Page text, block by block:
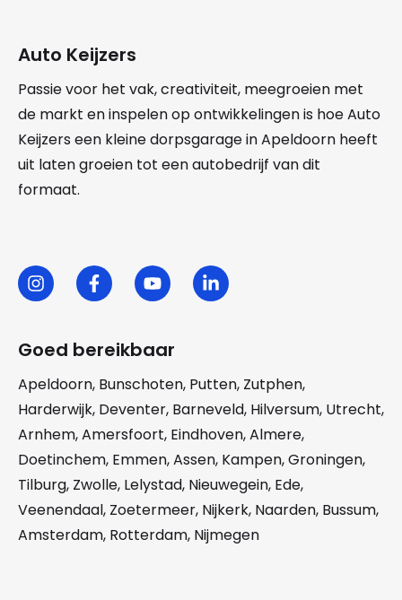
Auto Keijzers
Passie voor het vak, creativiteit, meegroeien met
de markt en inspelen op ontwikkelingen is hoe Auto
Keijzers een kleine dorpsgarage in Apeldoorn heeft
uit laten groeien tot een autobedrijf van dit
formaat.
Goed bereikbaar
Apeldoorn, Bunschoten, Putten, Zutphen,
Harderwijk, Deventer, Barneveld, Hilversum, Utrecht,
Arnhem,Amersfoort, Eindhoven,Almere,
Doetinchem, Emmen,Assen, Kampen,Groningen,
Tilburg, Zwolle, Lelystad, Nieuwegein, Ede,
Veenendaal, Zoetermeer, Nijkerk, Naarden, Bussum,
Amsterdam, Rotterdam, Nijmegen